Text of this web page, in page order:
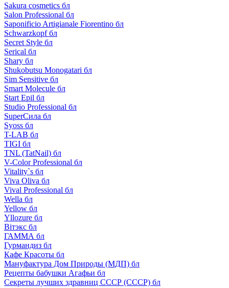
Sakura cosmetics бл
Salon Professional бл
Saponificio Artigianale Fiorentino бл
Schwarzkopf бл
Secret Style бл
Serical бл
Shary бл
Shukobutsu Monogatari бл
Sim Sensitive бл
Smart Molecule бл
Start Epil бл
Studio Professional бл
SuperСила бл
Syoss бл
T-LAB бл
TIGI бл
TNL (TatNail) бл
V-Color Professional бл
Vitality`s бл
Viva Oliva бл
Vival Professional бл
Wella бл
Yellow бл
Yllozure бл
Вiтэкс бл
ГАММА бл
Гурмандиз бл
Кафе Красоты бл
Мануфактура Дом Природы (МДП) бл
Рецепты бабушки Агафьи бл
Секреты лучших здравниц СССР (СССР) бл